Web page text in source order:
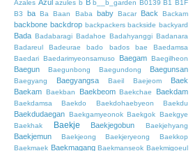
Azales Azul azules b B b__b_garden B0139 B1 B1F
B3
ba Ba Baan Baba baby Bacar Back Backam
backbone backdrop backpackers backside backyard
Bada Badabaragi Badahoe Badahyanggi Badanara
Badareul
Badeurae bado bados bae
Baedamsa
Baedari Baedarimyeonsamuso Baegam Baegilheon
Baegun Baegunbong Baegundong Baegunsan
Baegyang Baegyangsa Baeil Baejeom
Baek
Baekam Baekban Baekbeom Baekchae Baekdam
Baekdamsa Baekdo Baekdohaebyeon Baekdu
Baekdudaegan Baekgamyeonok Baekgok Baekgye
Baekhak
Baekje Baekjegobun Baekjehyang
Baekjemun Baekjeong Baekjeryeong
Baekkop
Baekmaek Baekmagang Baekmanseok Baekmigoeul